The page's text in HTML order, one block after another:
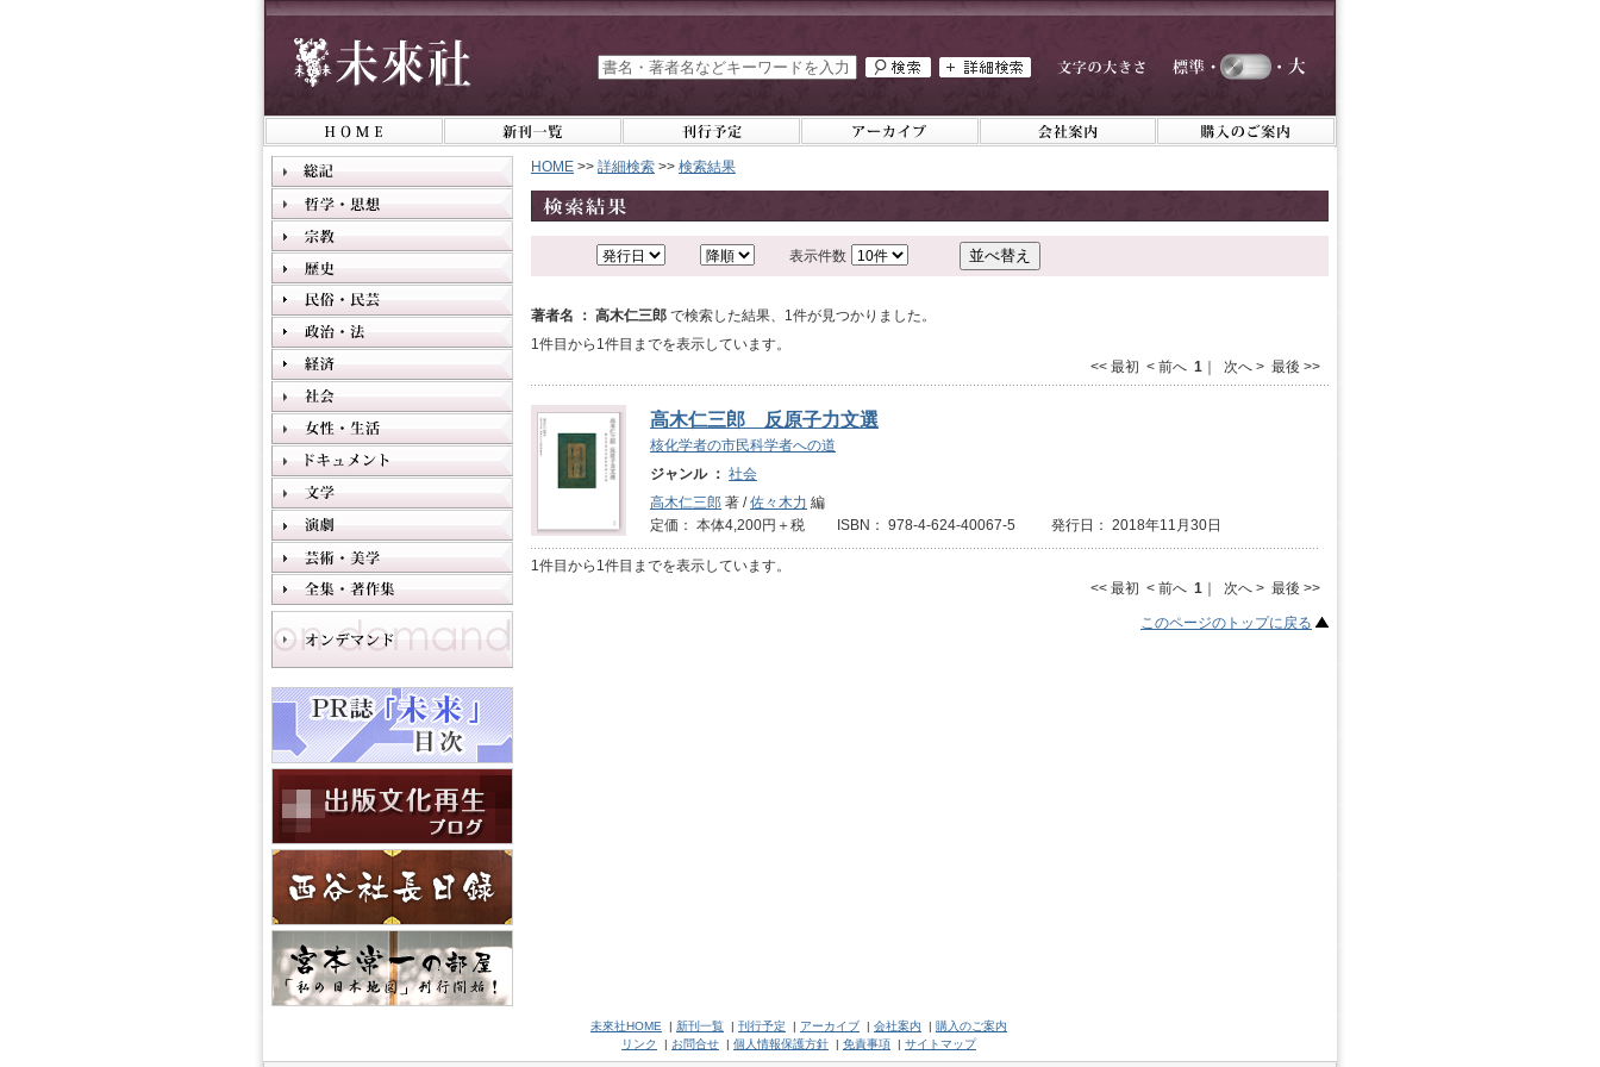
HOME >> 詳細検索 >> 検索結果
表示件数
著者名 ： 高木仁三郎 で検索した結果、1件が見つかりました。
1件目から1件目までを表示しています。
<< 最初 < 前へ 1 ｜ 次へ > 最後 >>
高木仁三郎 反原子力文選
核化学者の市民科学者への道
ジャンル ： 社会
高木仁三郎 著 /佐々木力 編
定価： 本体4,200円＋税 ISBN： 978-4-624-40067-5 発行日： 2018年11月30日
1件目から1件目までを表示しています。
<< 最初 < 前へ 1 ｜ 次へ > 最後 >>
このページのトップに戻る
未來社HOME | 新刊一覧 | 刊行予定 | アーカイブ | 会社案内 | 購入のご案内
リンク
| お問合せ | 個人情報保護方針 | 免責事項 | サイトマップ